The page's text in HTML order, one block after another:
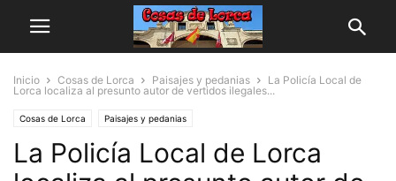
Inicio Cosas de Lorca Paisajes y pedanias
La Policía Local de
Lorca localiza al presunto autor de vertidos ilegales...
Cosas de Lorca Paisajes y pedanias
La Policía Local de Lorca